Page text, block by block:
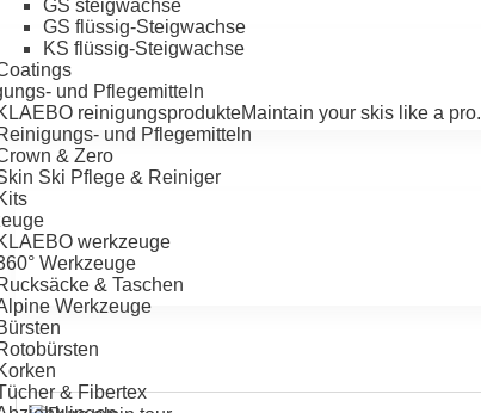
GS steigwachse
GS flüssig-Steigwachse
KS flüssig-Steigwachse
und Pflegemitteln
reinigungsprodukteMaintain your skis like a pro.
und Pflegemitteln
& Zero
Ski Pflege & Reiniger
werkzeuge
Werkzeuge
& Taschen
Werkzeuge
& Fibertex